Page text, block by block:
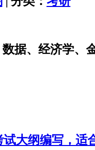
据、经济学、
大纲编写，